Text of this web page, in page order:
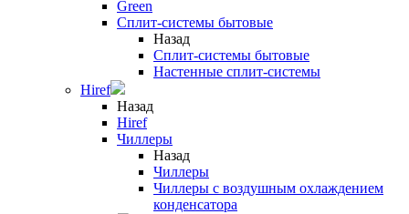
Green
Сплит-системы бытовые
Назад
Сплит-системы бытовые
Настенные сплит-системы
Hiref
Назад
Hiref
Чиллеры
Назад
Чиллеры
Чиллеры с воздушным охлаждением
конденсатора